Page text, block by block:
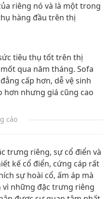
riêng nó và là một trong
hàng đầu trên thị
tiêu thụ tốt trên thị
qua năm tháng. Sofa
cấp hơn, dễ vệ sinh
hơn nhưng giá cũng cao
cáo
trưng riêng, sự cổ điển và
kế cổ điển, cứng cáp rất
sự hoài cổ, ấm áp mà
vì những đặc trưng riêng